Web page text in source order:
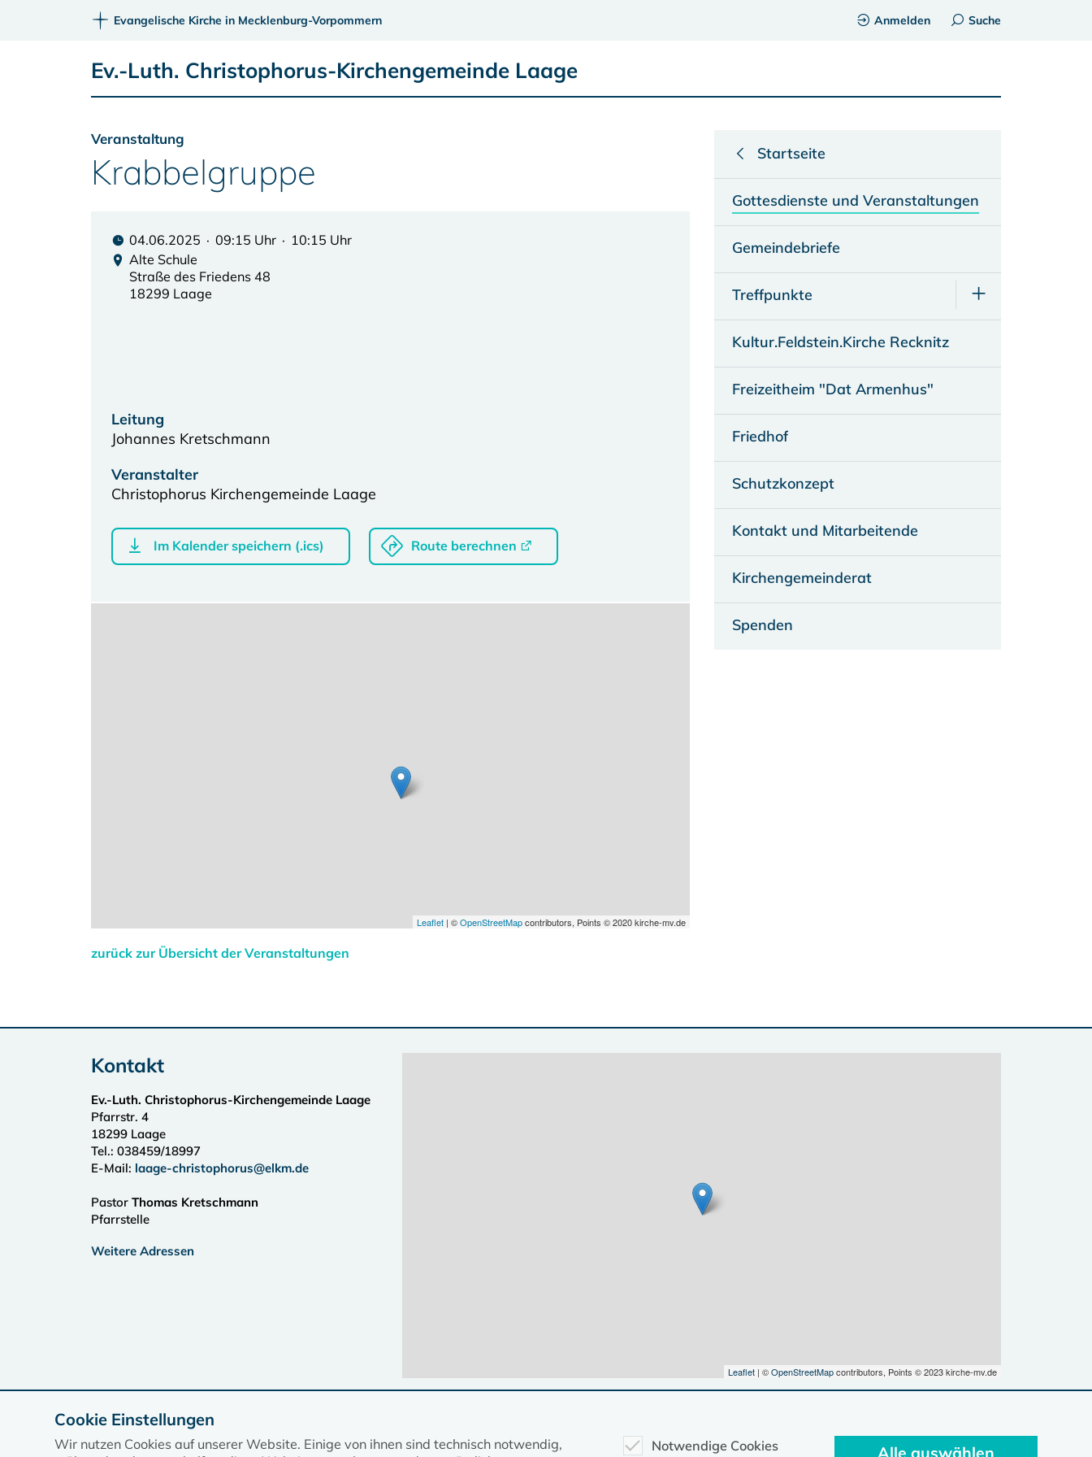
Evangelische Kirche in Mecklenburg-Vorpommern Anmelden Suche
Ev.-Luth. Christophorus-Kirchengemeinde Laage
Veranstaltung
Krabbelgruppe
04.06.2025 · 09:15 Uhr · 10:15 Uhr
Alte Schule
Straße des Friedens 48
18299 Laage
Leitung
Johannes Kretschmann
Veranstalter
Christophorus Kirchengemeinde Laage
Im Kalender speichern (.ics) Route berechnen
Leaflet| ©OpenStreetMapcontributors, Points © 2020 kirche-mv.de
zurück zur Übersicht der Veranstaltungen
Startseite
Gottesdienste und Veranstaltungen
Gemeindebriefe
Treffpunkte
Kultur.Feldstein.Kirche Recknitz
Freizeitheim "Dat Armenhus"
Friedhof
Schutzkonzept
Kontakt und Mitarbeitende
Kirchengemeinderat
Spenden
Kontakt
Ev.-Luth. Christophorus-Kirchengemeinde Laage
Pfarrstr. 4
18299 Laage
Tel.: 038459/18997
E-Mail: laage-christophorus@elkm.de
Pastor Thomas Kretschmann
Pfarrstelle
Weitere Adressen
Leaflet| ©OpenStreetMapcontributors, Points © 2023 kirche-mv.de
Diese Seite gehört zum Portal kirche-mv.de
Cookie Einstellungen
Wir nutzen Cookies auf unserer Website. Einige von ihnen sind technisch notwendig,
Notwendige Cookies Alle auswählen